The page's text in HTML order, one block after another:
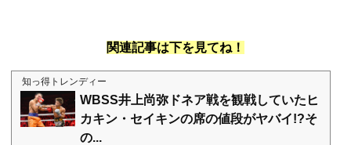
関連記事は下を見てね！
知っ得トレンディー
WBSS井上尚弥ドネア戦を観戦していたヒ
カキン・セイキンの席の値段がヤバイ!?そ
の...